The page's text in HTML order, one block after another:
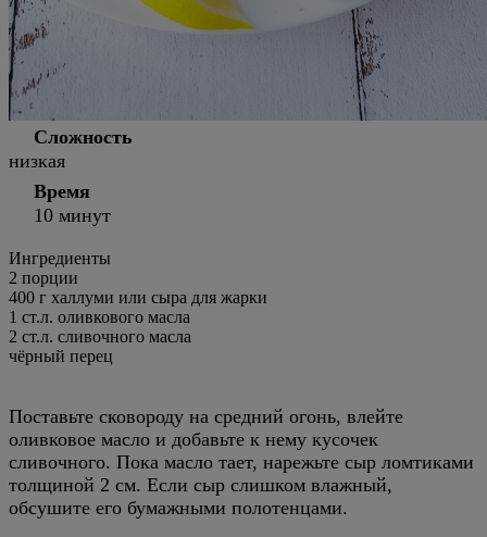
Сложность
низкая
Время
10 минут
Ингредиенты
2 порции
400 г халлуми или сыра для жарки
1 ст.л. оливкового масла
2 ст.л. сливочного масла
чёрный перец
Поставьте сковороду на средний огонь, влейте
оливковое масло и добавьте к нему кусочек
сливочного. Пока масло тает, нарежьте сыр ломтиками
толщиной 2 см. Если сыр слишком влажный,
обсушите его бумажными полотенцами.